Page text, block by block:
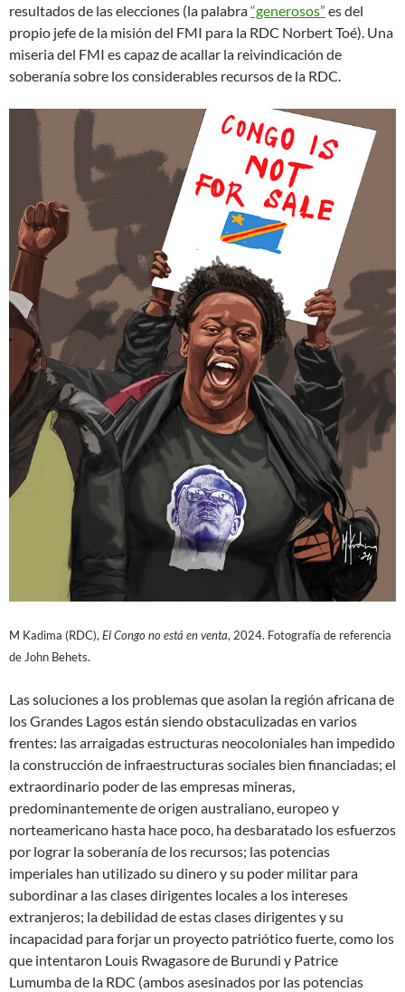
resultados de las elecciones (la palabra“generosos” es del
propio jefe de la misión del FMI para la RDC Norbert Toé). Una
miseria del FMI es capaz de acallar la reivindicación de
soberanía sobre los considerables recursos de la RDC.
M Kadima (RDC),El Congo no está en venta, 2024. Fotografía de referencia
de John Behets.
Las soluciones a los problemas que asolan la región africana de
los Grandes Lagos están siendo obstaculizadas en varios
frentes: las arraigadas estructuras neocoloniales han impedido
la construcción de infraestructuras sociales bien financiadas; el
extraordinario poder de las empresas mineras,
predominantemente de origen australiano, europeo y
norteamericano hasta hace poco, ha desbaratado los esfuerzos
por lograr la soberanía de los recursos; las potencias
imperiales han utilizado su dinero y su poder militar para
subordinar a las clases dirigentes locales a los intereses
extranjeros; la debilidad de estas clases dirigentes y su
incapacidad para forjar un proyecto patriótico fuerte, como los
que intentaron Louis Rwagasore de Burundi y Patrice
Lumumba de la RDC (ambos asesinados por las potencias